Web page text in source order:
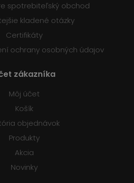
spotrebiteľský obchod
kladené otázky
Certifikáty
ochrany osobných údajov
zákazníka
Môj účet
Košík
objednávok
Produkty
Akcia
Novinky